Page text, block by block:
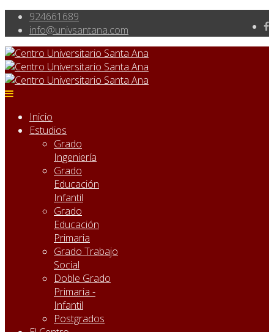
924661689
info@univsantana.com
Inicio
Estudios
Grado
Ingeniería
Grado
Educación
Infantil
Grado
Educación
Primaria
Grado Trabajo
Social
Doble Grado
Primaria -
Infantil
Postgrados